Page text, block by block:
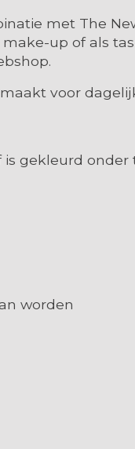
met The
up of als
.
voor
gekleurd
worden